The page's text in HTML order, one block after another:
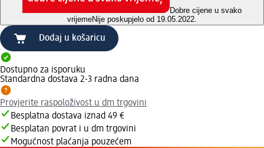
Dobre cijene u svako
vrijemeNije poskupjelo od 19.05.2022.
Dodaj u košaricu
Dostupno za isporuku
Standardna dostava 2-3 radna dana
Provjerite raspoloživost u dm trgovini
Besplatna dostava iznad 49 €
Besplatan povrat i u dm trgovini
Mogućnost plaćanja pouzećem